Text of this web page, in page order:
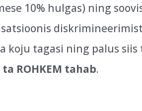
10% hulgas) ning
koju tagasi ning palus
ROHKEM tahab.